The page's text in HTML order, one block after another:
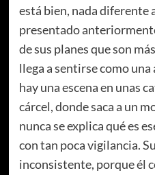
está bien, nada diferente
presentado
de sus planes que son
llega a sentirse como una
hay una escena en unas
cárcel, donde saca a un
nunca se explica qué es
con tan poca vigilancia.
inconsistente, porque él